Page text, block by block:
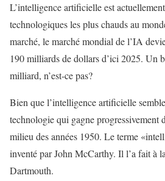
L’intelligence artificielle est
technologiques les plus chauds au
marché, le marché mondial de l’IA
190 milliards de dollars d’ici 2025. Un
milliard, n’est-ce pas?
Bien que l’intelligence artificielle
technologie qui gagne progressivement
milieu des années 1950. Le terme
inventé par John McCarthy. Il l’a fait à
Dartmouth.